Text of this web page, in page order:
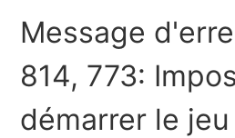
Messages d'erreur du Game
Message d'erreur 809, 814,
démarrer le jeu
Message
814, 773:
démarrer le jeu